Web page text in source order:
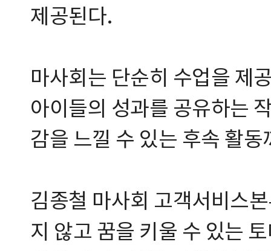
제공된다.
마사회는 단순히 수업을 제
아이들의 성과를 공유하는
감을 느낄 수 있는 후속 활
김종철 마사회 고객서비스
지 않고 꿈을 키울 수 있는